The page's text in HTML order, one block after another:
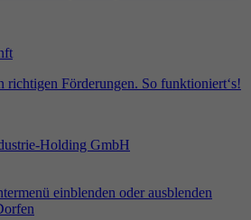
richtigen Förderungen. So funktioniert‘s!
einblenden oder ausblenden